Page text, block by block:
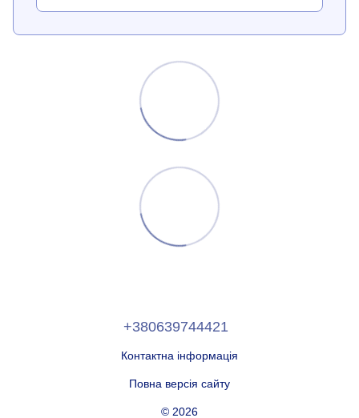
+380639744421
Контактна інформація
Повна версія сайту
© 2026